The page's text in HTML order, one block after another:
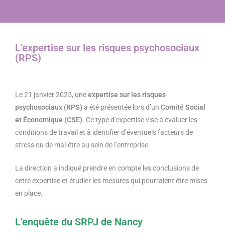
L’expertise sur les risques psychosociaux
(RPS)
Le 21 janvier 2025, uneexpertise sur les risques
psychosociaux (RPS) a été présentée lors d’un Comité Social
et Économique (CSE). Ce type d’expertise vise à évaluer les
conditions de travail et à identifier d’éventuels facteurs de
stress ou de mal-être au sein de l’entreprise.
La direction a indiqué prendre en compte les conclusions de
cette expertise et étudier les mesures qui pourraient être mises
en place.
L’enquête du SRPJ de Nancy